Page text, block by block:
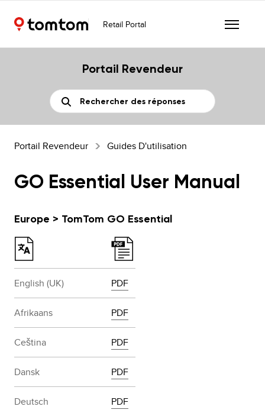
Retail Portal
Portail Revendeur
Portail Revendeur Guides D'utilisation
GO Essential User Manual
Europe > TomTom GO Essential
English (UK) PDF
Afrikaans PDF
Ceština PDF
Dansk PDF
Deutsch PDF